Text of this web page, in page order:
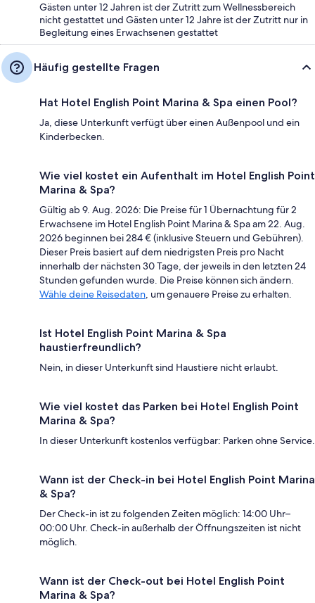
Gästen unter 12 Jahren ist der Zutritt zum Wellnessbereich
nicht gestattet und Gästen unter 12 Jahre ist der Zutritt nur in
Begleitung eines Erwachsenen gestattet
Häufig gestellte Fragen
Hat Hotel English Point Marina & Spa einen Pool?
Ja, diese Unterkunft verfügt über einen Außenpool und ein
Kinderbecken.
Wie viel kostet ein Aufenthalt im Hotel English Point
Marina & Spa?
Gültig ab 9. Aug. 2026: Die Preise für 1 Übernachtung für 2
Erwachsene im Hotel English Point Marina & Spa am 22. Aug.
2026 beginnen bei 284 € (inklusive Steuern und Gebühren).
Dieser Preis basiert auf dem niedrigsten Preis pro Nacht
innerhalb der nächsten 30 Tage, der jeweils in den letzten 24
Stunden gefunden wurde. Die Preise können sich ändern.
Wähle deine Reisedaten, um genauere Preise zu erhalten.
Ist Hotel English Point Marina & Spa
haustierfreundlich?
Nein, in dieser Unterkunft sind Haustiere nicht erlaubt.
Wie viel kostet das Parken bei Hotel English Point
Marina & Spa?
In dieser Unterkunft kostenlos verfügbar: Parken ohne Service.
Wann ist der Check-in bei Hotel English Point Marina
& Spa?
Der Check-in ist zu folgenden Zeiten möglich: 14:00 Uhr–
00:00 Uhr. Check-in außerhalb der Öffnungszeiten ist nicht
möglich.
Wann ist der Check-out bei Hotel English Point
Marina & Spa?